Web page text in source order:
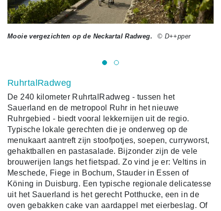
Mooie vergezichten op de Neckartal Radweg. © D++pper
RuhrtalRadweg
De 240 kilometer RuhrtalRadweg - tussen het
Sauerland en de metropool Ruhr in het nieuwe
Ruhrgebied - biedt vooral lekkernijen uit de regio.
Typische lokale gerechten die je onderweg op de
menukaart aantreft zijn stoofpotjes, soepen, curryworst,
gehaktballen en pastasalade. Bijzonder zijn de vele
brouwerijen langs het fietspad. Zo vind je er: Veltins in
Meschede, Fiege in Bochum, Stauder in Essen of
Köning in Duisburg. Een typische regionale delicatesse
uit het Sauerland is het gerecht Potthucke, een in de
oven gebakken cake van aardappel met eierbeslag. Of